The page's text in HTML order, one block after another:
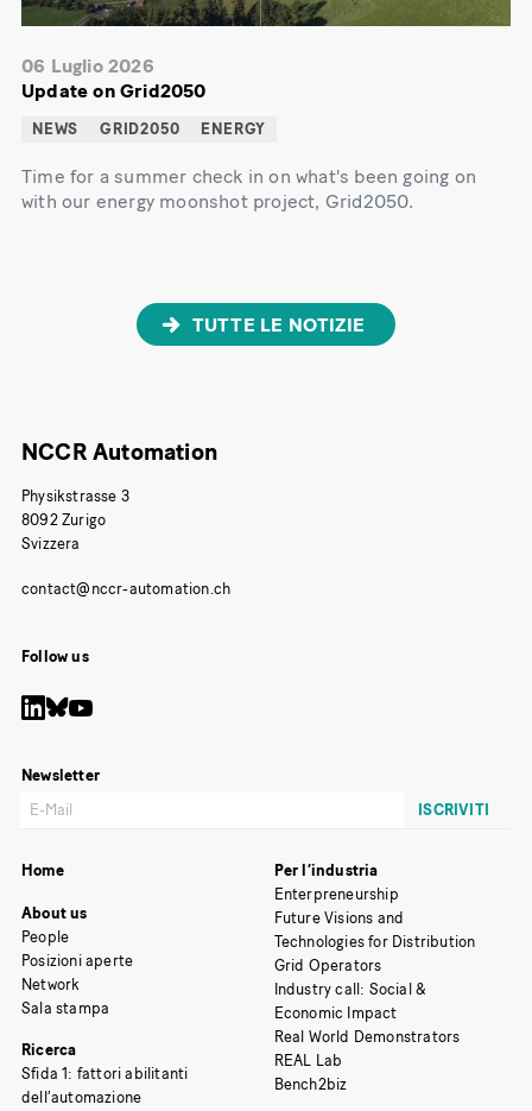
06 Luglio 2026
Update on Grid2050
NEWS GRID2050 ENERGY
Time for a summer check in on what's been going on
with our energy moonshot project, Grid2050.
TUTTE LE NOTIZIE
NCCR Automation
Physikstrasse 3
8092 Zurigo
Svizzera
Follow us
Newsletter
Home
About us
People
Posizioni aperte
Network
Sala stampa
Ricerca
Sfida 1: fattori abilitanti
dell’automazione
Per l’industria
Enterpreneurship
Future Visions and
Technologies for Distribution
Grid Operators
Industry call: Social &
Economic Impact
Real World Demonstrators
REAL Lab
Bench2biz